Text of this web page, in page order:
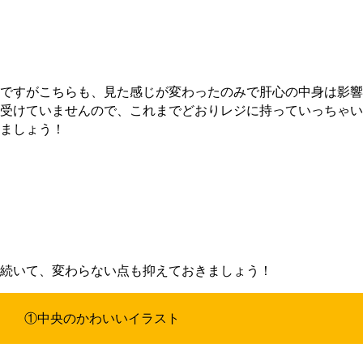
ですがこちらも、見た感じが変わったのみで肝心の中身は影響
受けていませんので、これまでどおりレジに持っていっちゃい
ましょう！
続いて、変わらない点も抑えておきましょう！
①中央のかわいいイラスト